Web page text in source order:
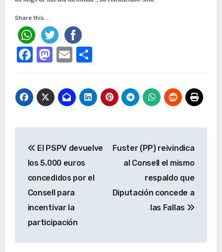
Share this...
Facebook
Mastodon
EmailCompartir
de
entradas
El PSPV devuelve
los 5.000 euros
concedidos por el
Consell para
incentivar la
participación
Fuster (PP) reivindica
al Consell el mismo
respaldo que
Diputación concede a
las Fallas